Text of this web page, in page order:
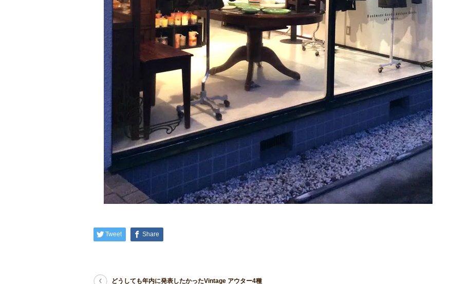
Tweet Share
どうしても年内に発表したかったVintage アウター4種